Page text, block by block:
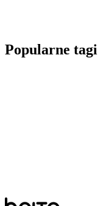
Popularne tagi